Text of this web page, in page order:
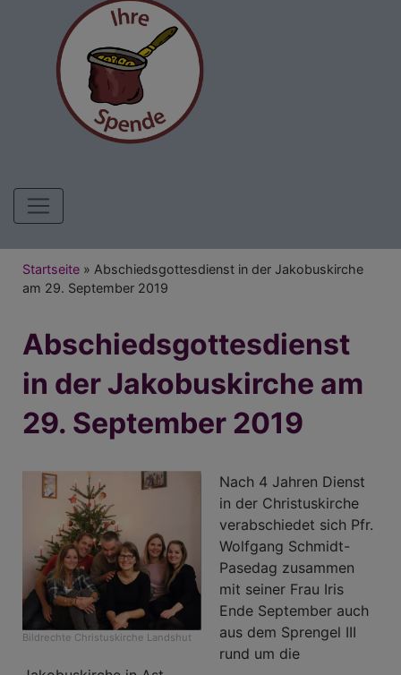
Hauptnavigation
Breadcrumb
Startseite
Abschiedsgottesdienst in der Jakobuskirche
am 29. September 2019
Abschiedsgottesdienst
in der Jakobuskirche am
29. September 2019
Bildrechte Christuskirche Landshut
Nach 4 Jahren Dienst
in der Christuskirche
verabschiedet sich Pfr.
Wolfgang Schmidt-
Pasedag zusammen
mit seiner Frau Iris
Ende September auch
aus dem Sprengel III
rund um die